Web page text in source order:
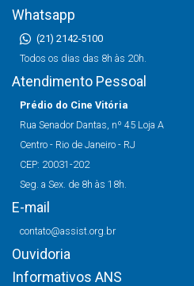
Whatsapp
(21) 2142-5100
Todos os dias das 8h às 20h.
Atendimento Pessoal
Prédio do Cine Vitória
Rua Senador Dantas, nº 45 Loja A
Centro - Rio de Janeiro - RJ
CEP: 20031-202
Seg. a Sex. de 8h às 18h.
E-mail
contato@assist.org.br
Ouvidoria
Informativos ANS